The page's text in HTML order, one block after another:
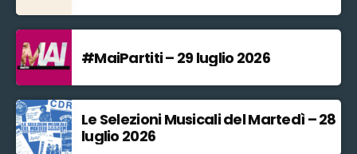
#MaiPartiti – 29 luglio 2026
Le Selezioni Musicali del Martedì – 28
luglio 2026